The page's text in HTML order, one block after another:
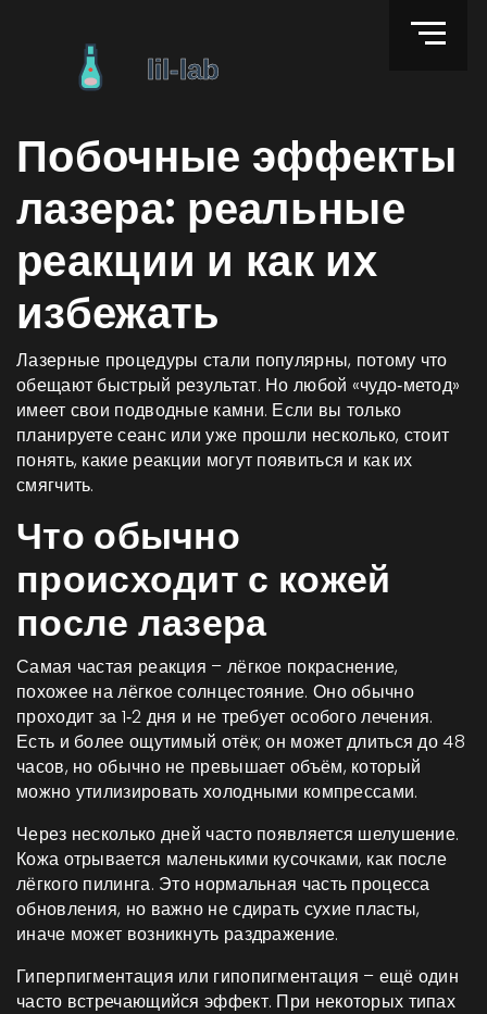
Побочные эффекты
лазера: реальные
реакции и как их
избежать
Лазерные процедуры стали популярны, потому что
обещают быстрый результат. Но любой «чудо‑метод»
имеет свои подводные камни. Если вы только
планируете сеанс или уже прошли несколько, стоит
понять, какие реакции могут появиться и как их
смягчить.
Что обычно
происходит с кожей
после лазера
Самая частая реакция – лёгкое покраснение,
похожее на лёгкое солнцестояние. Оно обычно
проходит за 1‑2 дня и не требует особого лечения.
Есть и более ощутимый отёк; он может длиться до 48
часов, но обычно не превышает объём, который
можно утилизировать холодными компрессами.
Через несколько дней часто появляется шелушение.
Кожа отрывается маленькими кусочками, как после
лёгкого пилинга. Это нормальная часть процесса
обновления, но важно не сдирать сухие пласты,
иначе может возникнуть раздражение.
Гиперпигментация или гипопигментация – ещё один
часто встречающийся эффект. При некоторых типах